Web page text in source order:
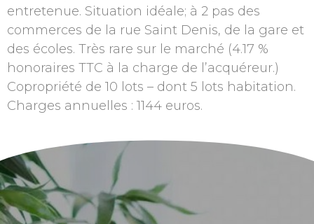
entretenue. Situation idéale; à 2 pas des
commerces de la rue Saint Denis, de la gare et
des écoles. Très rare sur le marché (4.17 %
honoraires TTC à la charge de l’acquéreur.)
Copropriété de 10 lots – dont 5 lots habitation.
Charges annuelles : 1144 euros.